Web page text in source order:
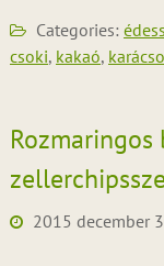
Categories:
csoki, kakaó,
2015 december